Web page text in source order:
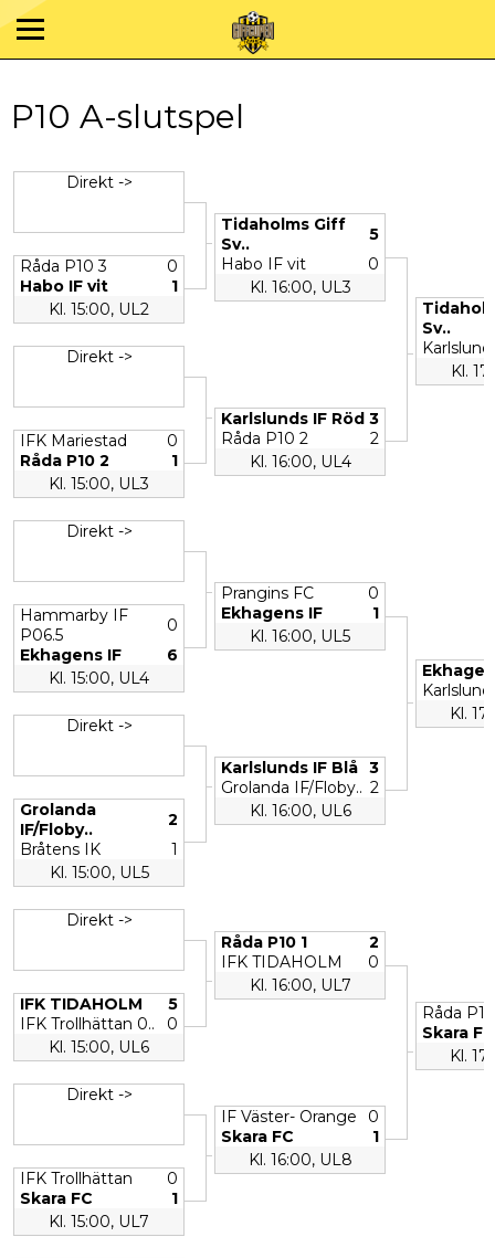
P10 A-slutspel
Direkt ->
Råda P10 3
0
Habo IF vit
1
Kl. 15:00, UL2
Direkt ->
IFK Mariestad
0
Råda P10 2
1
Kl. 15:00, UL3
Direkt ->
Hammarby IF
P06.5
0
Ekhagens IF
6
Kl. 15:00, UL4
Direkt ->
Grolanda
IF/Floby..
2
Bråtens IK
1
Kl. 15:00, UL5
Direkt ->
IFK TIDAHOLM
5
IFK Trollhättan 0..
0
Kl. 15:00, UL6
Direkt ->
IFK Trollhättan
0
Skara FC
1
Kl. 15:00, UL7
Tidaholms Giff
Sv..
5
Habo IF vit
0
Kl. 16:00, UL3
Karlslunds IF Röd 3
Råda P10 2
2
Kl. 16:00, UL4
Prangins FC
0
Ekhagens IF
1
Kl. 16:00, UL5
Karlslunds IF Blå 3
Grolanda IF/Floby.. 2
Kl. 16:00, UL6
Råda P10 1
2
IFK TIDAHOLM
0
Kl. 16:00, UL7
IF Väster- Orange
0
Skara FC
1
Kl. 16:00, UL8
Sv..
Kl.
Kl.
Råda
Skara FC
Kl.